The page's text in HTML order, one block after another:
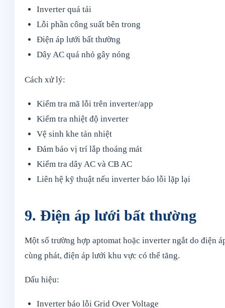
Inverter quá tải
Lỗi phần công suất bên trong
Điện áp lưới bất thường
Dây AC quá nhỏ gây nóng
Cách xử lý:
Kiểm tra mã lỗi trên inverter/app
Kiểm tra nhiệt độ inverter
Vệ sinh khe tản nhiệt
Đảm bảo vị trí lắp thoáng mát
Kiểm tra dây AC và CB AC
Liên hệ kỹ thuật nếu inverter báo lỗi lặp lại
9. Điện áp lưới bất thường
Một số trường hợp aptomat hoặc inverter ngắt do điện
cùng phát, điện áp lưới khu vực có thể tăng.
Dấu hiệu:
Inverter báo lỗi Grid Over Voltage